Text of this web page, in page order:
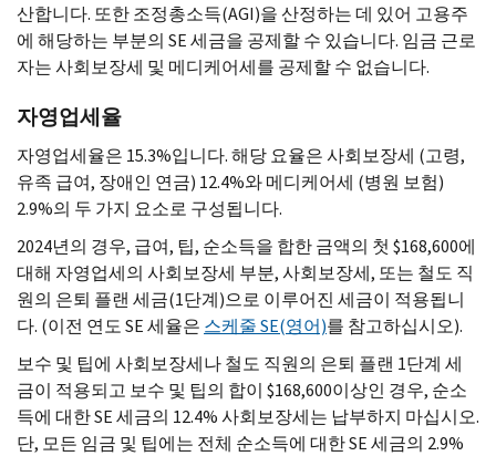
산합니다. 또한 조정총소득(AGI)을 산정하는 데 있어 고용주
에 해당하는 부분의 SE세금을 공제할 수 있습니다. 임금 근로
자는 사회보장세 및 메디케어세를 공제할 수 없습니다.
자영업세율
자영업세율은 15.3%입니다. 해당 요율은 사회보장세 (고령,
유족 급여, 장애인 연금) 12.4%와 메디케어세 (병원 보험)
2.9%의 두 가지 요소로 구성됩니다.
2024년의 경우, 급여, 팁, 순소득을 합한 금액의 첫 $168,600에
대해 자영업세의 사회보장세 부분, 사회보장세, 또는 철도 직
원의 은퇴 플랜 세금(1단계)으로 이루어진 세금이 적용됩니
다. (이전 연도SE세율은 스케줄SE(영어)를 참고하십시오).
보수 및 팁에 사회보장세나 철도 직원의 은퇴 플랜 1단계 세
금이 적용되고 보수 및 팁의 합이 $168,600이상인 경우, 순소
득에 대한SE세금의 12.4% 사회보장세는 납부하지 마십시오.
단, 모든 임금 및 팁에는 전체 순소득에 대한SE세금의 2.9%